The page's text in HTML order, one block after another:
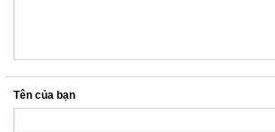
Tên của bạn